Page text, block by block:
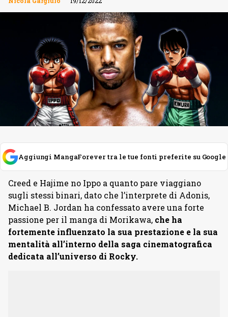
Aggiungi MangaForever tra le tue fonti preferite su Google
Creed e Hajime no Ippo a quanto pare viaggiano
sugli stessi binari, dato che l’interprete di Adonis,
Michael B. Jordan ha confessato avere una forte
passione per il manga di Morikawa, che ha
fortemente influenzato la sua prestazione e la sua
mentalità all’interno della saga cinematografica
dedicata all’universo di Rocky.